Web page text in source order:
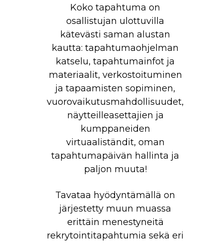
Koko tapahtuma on
osallistujan ulottuvilla
kätevästi saman alustan
kautta: tapahtumaohjelman
katselu, tapahtumainfot ja
materiaalit, verkostoituminen
ja tapaamisten sopiminen,
vuorovaikutusmahdollisuudet,
näytteilleasettajien ja
kumppaneiden
virtuaaliständit, oman
tapahtumapäivän hallinta ja
paljon muuta!
Tavataa hyödyntämällä on
järjestetty muun muassa
erittäin menestyneitä
rekrytointitapahtumia sekä eri